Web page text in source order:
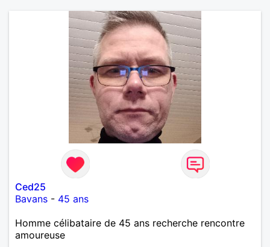
Ced25
Bavans - 45 ans
Homme célibataire de 45 ans recherche rencontre
amoureuse